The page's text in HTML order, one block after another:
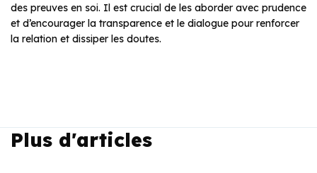
des preuves en soi. Il est crucial de les aborder avec prudence
et d’encourager la transparence et le dialogue pour renforcer
la relation et dissiper les doutes.
Plus d'articles